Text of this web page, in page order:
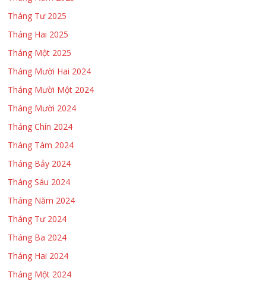
Tháng Tư 2025
Tháng Hai 2025
Tháng Một 2025
Tháng Mười Hai 2024
Tháng Mười Một 2024
Tháng Mười 2024
Tháng Chín 2024
Tháng Tám 2024
Tháng Bảy 2024
Tháng Sáu 2024
Tháng Năm 2024
Tháng Tư 2024
Tháng Ba 2024
Tháng Hai 2024
Tháng Một 2024